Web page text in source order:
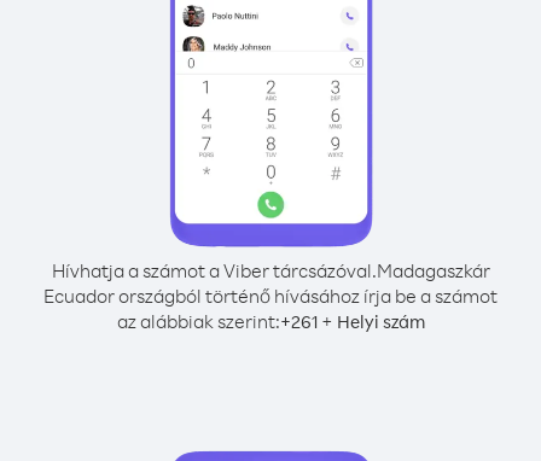
Hívhatja a számot a Viber tárcsázóval.Madagaszkár
Ecuador országból történő hívásához írja be a számot
az alábbiak szerint:+261+ Helyi szám